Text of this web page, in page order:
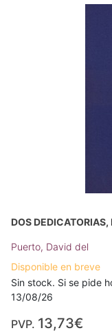
DOS
Puerto, David del
Disponible en breve
Sin stock. Si se pide
13/08/26
PVP. 13,73€